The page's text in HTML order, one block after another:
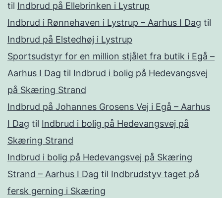
til Indbrud på Ellebrinken i Lystrup
Indbrud i Rønnehaven i Lystrup – Aarhus I Dag til
Indbrud på Elstedhøj i Lystrup
Sportsudstyr for en million stjålet fra butik i Egå –
Aarhus I Dag til Indbrud i bolig på Hedevangsvej
på Skæring Strand
Indbrud på Johannes Grosens Vej i Egå – Aarhus
I Dag til Indbrud i bolig på Hedevangsvej på
Skæring Strand
Indbrud i bolig på Hedevangsvej på Skæring
Strand – Aarhus I Dag til Indbrudstyv taget på
fersk gerning i Skæring